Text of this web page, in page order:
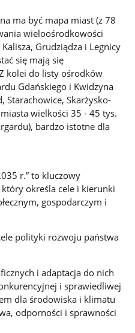
ma być mapa miast (z 78
wieloośrodkowości
Grudziądza i Legnicy
się mają się
kolei do listy ośrodków
Gdańskiego i Kwidzyna
Starachowice, Skarżysko-
wielkości 35 - 45 tys.
bardzo istotne dla
r.” to kluczowy
określa cele i kierunki
gospodarczym i
polityki rozwoju państwa
i adaptacja do nich
i sprawiedliwej
dla środowiska i klimatu
odporności i sprawności